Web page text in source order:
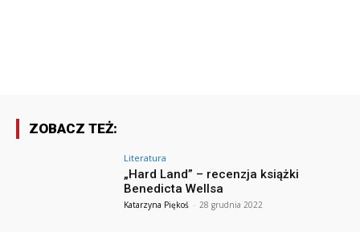
ZOBACZ TEŻ:
Literatura
„Hard Land” – recenzja książki
Benedicta Wellsa
Katarzyna Piękoś - 28 grudnia 2022